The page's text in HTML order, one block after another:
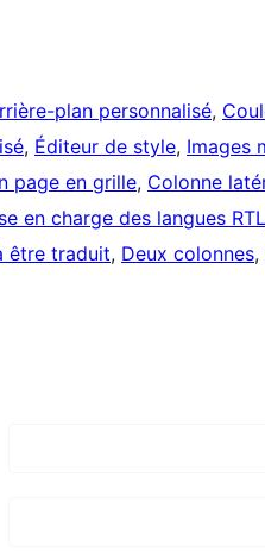
plan personnalisé,
, Éditeur de style, Images
page en grille, Colonne
en charge des langues RTL
être traduit, Deux colonnes,